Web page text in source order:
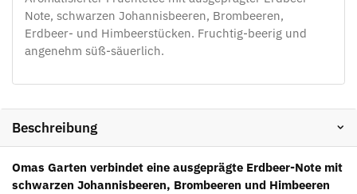
Note, schwarzen Johannisbeeren, Brombeeren,
Erdbeer- und Himbeerstücken. Fruchtig-beerig und
angenehm süß-säuerlich.
Beschreibung
Omas Garten verbindet eine ausgeprägte Erdbeer-Note mit
schwarzen Johannisbeeren, Brombeeren und Himbeeren